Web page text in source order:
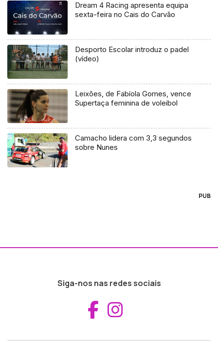
Dream 4 Racing apresenta equipa
sexta-feira no Cais do Carvão
Desporto Escolar introduz o padel
(vídeo)
Leixões, de Fabíola Gomes, vence
Supertaça feminina de voleibol
Camacho lidera com 3,3 segundos
sobre Nunes
PUB
Siga-nos nas redes sociais
Aceder ao